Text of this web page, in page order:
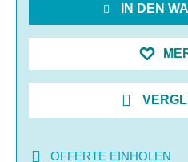
IN DEN
OFFERTE EINHOLEN